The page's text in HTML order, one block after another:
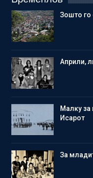
Зошто го
Aприли,
Малку за
Исарот
Зa